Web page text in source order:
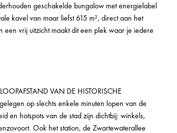
geschakelde bungalow met energielabel
kavel van maar liefst 615 m², direct aan het
vrij uitzicht maakt dit een plek waar je iedere
VAN DE HISTORISCHE
op slechts enkele minuten lopen van de
en hotspots van de stad zijn dichtbij: winkels,
Ook het station, de Zwartewaterallee